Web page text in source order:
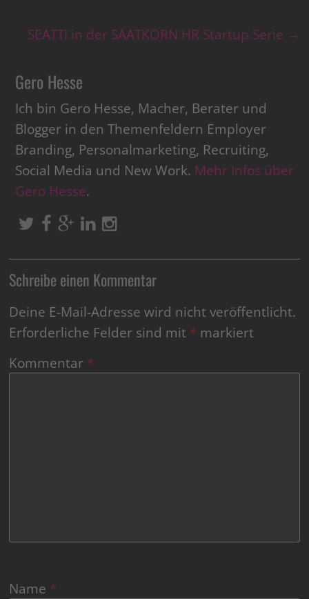
SEATTI in der SAATKORN HR Startup Serie →
Gero Hesse
Ich bin Gero Hesse, Macher, Berater und
Blogger in den Themenfeldern Employer
Branding, Personalmarketing, Recruiting,
Social Media und New Work. Mehr Infos über
Gero Hesse.
Schreibe einen Kommentar
Deine E-Mail-Adresse wird nicht veröffentlicht.
Erforderliche Felder sind mit * markiert
Kommentar *
Name *